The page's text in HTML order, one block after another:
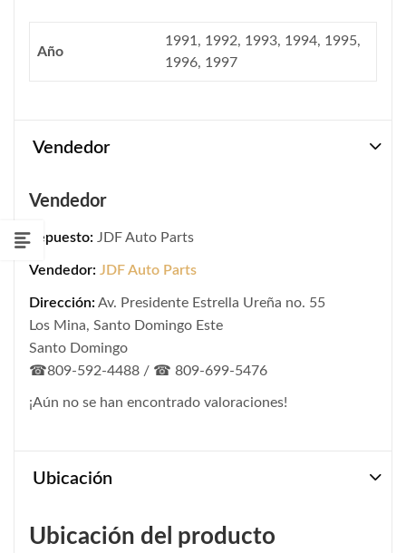
Año
1991, 1992, 1993, 1994, 1995,
1996, 1997
Vendedor
Vendedor
Repuesto: JDF Auto Parts
Vendedor: JDF Auto Parts
Dirección: Av. Presidente Estrella Ureña no. 55
Los Mina, Santo Domingo Este
Santo Domingo
☎809-592-4488 / ☎ 809-699-5476
¡Aún no se han encontrado valoraciones!
Ubicación
Ubicación del producto